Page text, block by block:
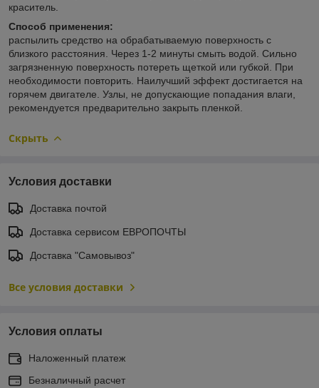
краситель.
Способ применения:
распылить средство на обрабатываемую поверхность с
близкого расстояния. Через 1-2 минуты смыть водой. Сильно
загрязненную поверхность потереть щеткой или губкой. При
необходимости повторить. Наилучший эффект достигается на
горячем двигателе. Узлы, не допускающие попадания влаги,
рекомендуется предварительно закрыть пленкой.
Скрыть
Условия доставки
Доставка почтой
Доставка сервисом ЕВРОПОЧТЫ
Доставка "Самовывоз"
Все условия доставки
Условия оплаты
Наложенный платеж
Безналичный расчет